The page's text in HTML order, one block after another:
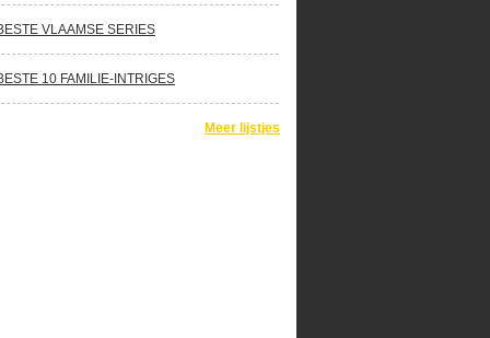
VLAAMSE SERIES
10 FAMILIE-INTRIGES
Meer lijstjes